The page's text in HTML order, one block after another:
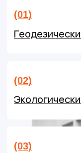
(03)
(04)
Гидрология и